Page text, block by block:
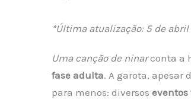
*Última atualização: 5 de abril
Uma canção de ninarconta a
fase adulta. A garota, apesar
para menos: diversos